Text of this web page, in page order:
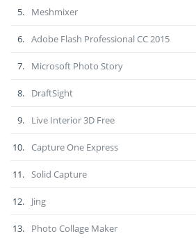
5. Meshmixer
6. Adobe Flash Professional CC 2015
7. Microsoft Photo Story
8. DraftSight
9. Live Interior 3D Free
10. Capture One Express
11. Solid Capture
12. Jing
13. Photo Collage Maker